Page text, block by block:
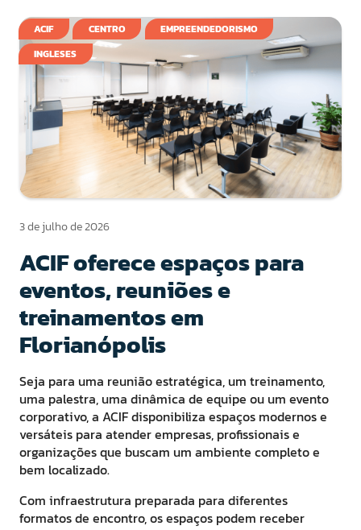
ACIF CENTRO
EMPREENDEDORISMO
INGLESES
3 de julho de 2026
ACIF oferece espaços para
eventos, reuniões e
treinamentos em
Florianópolis
Seja para uma reunião estratégica, um treinamento,
uma palestra, uma dinâmica de equipe ou um evento
corporativo, a ACIF disponibiliza espaços modernos e
versáteis para atender empresas, profissionais e
organizações que buscam um ambiente completo e
bem localizado.
Com infraestrutura preparada para diferentes
formatos de encontro, os espaços podem receber